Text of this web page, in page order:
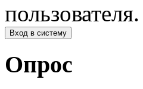
пользователя.
Опрос